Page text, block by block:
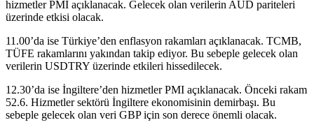
hizmetler PMI açıklanacak. Gelecek olan verilerin AUD pariteleri
üzerinde etkisi olacak.
11.00’da ise Türkiye’den enflasyon rakamları açıklanacak. TCMB,
TÜFE rakamlarını yakından takip ediyor. Bu sebeple gelecek olan
verilerin USDTRY üzerinde etkileri hissedilecek.
12.30’da ise İngiltere’den hizmetler PMI açıklanacak. Önceki rakam
52.6. Hizmetler sektörü İngiltere ekonomisinin demirbaşı. Bu
sebeple gelecek olan veri GBP için son derece önemli olacak.